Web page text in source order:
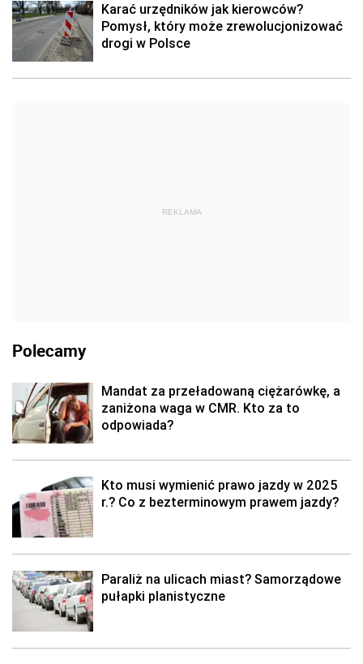
Karać urzędników jak kierowców?
Pomysł, który może zrewolucjonizować
drogi w Polsce
REKLAMA
Polecamy
Mandat za przeładowaną ciężarówkę, a
zaniżona waga w CMR. Kto za to
odpowiada?
Kto musi wymienić prawo jazdy w 2025
r.? Co z bezterminowym prawem jazdy?
Paraliż na ulicach miast? Samorządowe
pułapki planistyczne